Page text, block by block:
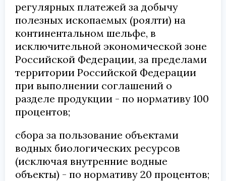
регулярных платежей за добычу
полезных ископаемых (роялти) на
континентальном шельфе, в
исключительной экономической зоне
Российской Федерации, за пределами
территории Российской Федерации
при выполнении соглашений о
разделе продукции - по нормативу 100
процентов;
сбора за пользование объектами
водных биологических ресурсов
(исключая внутренние водные
объекты) - по нормативу 20 процентов;